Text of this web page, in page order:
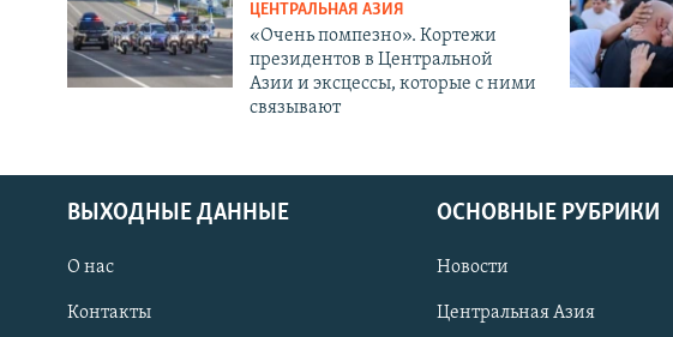
ЦЕНТРАЛЬНАЯ АЗИЯ
«Очень помпезно». Кортежи
президентов в Центральной
Азии и эксцессы, которые с ними
связывают
ВЫХОДНЫЕ ДАННЫЕ
О нас
Контакты
ОСНОВНЫЕ РУБРИКИ
Новости
Центральная Азия